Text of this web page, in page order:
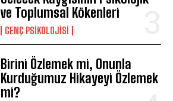
ve Toplumsal Kökenleri
GENÇ PSIKOLOJISI
Birini Özlemek mi, Onunla
Kurduğumuz Hikayeyi Özlemek
mi?